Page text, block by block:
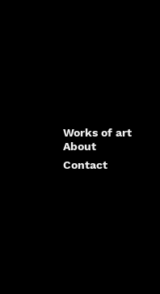
Works of art
About
Contact